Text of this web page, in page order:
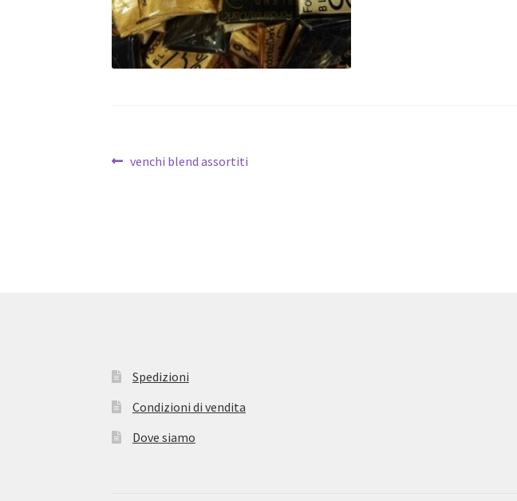
Navigazione
Articolo
venchi blend assortiti
Spedizioni
Condizioni di vendita
Dove siamo